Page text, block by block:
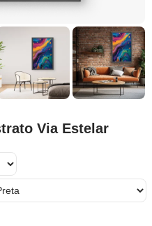
Via Estelar